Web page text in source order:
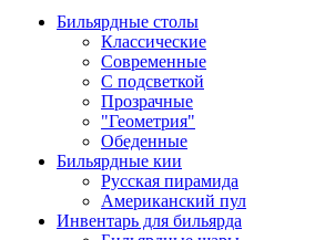
Бильярдные столы
Классические
Современные
С подсветкой
Прозрачные
"Геометрия"
Обеденные
Бильярдные кии
Русская пирамида
Американский пул
Инвентарь для бильярда